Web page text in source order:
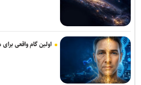
هستند
قدرت قلم برابر و حتی بیشتر از قدرت نظامی
در عصر جنگ روایت‌ها
کارسوق‌ها گامی در تحقق الگوی تربیتی سمپاد و
سمپادی آماده اثرگذاری»
اولین گام واقعی